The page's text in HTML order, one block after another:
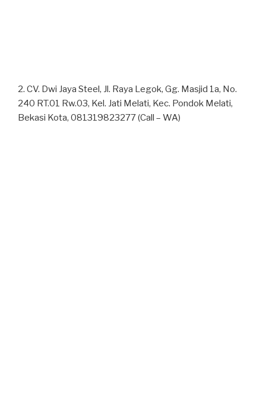
2. CV. Dwi Jaya Steel, Jl. Raya Legok, Gg. Masjid 1a, No.
240 RT.01 Rw.03, Kel. Jati Melati, Kec. Pondok Melati,
Bekasi Kota, 081319823277 (Call – WA)